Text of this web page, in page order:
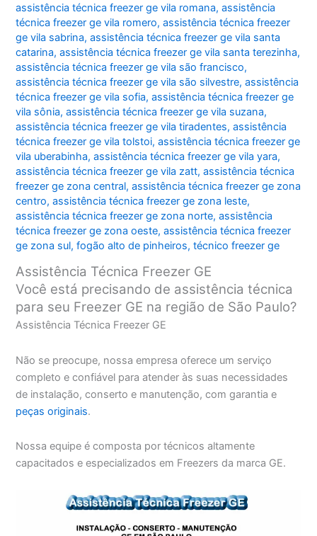
assistência técnica freezer ge vila romana,assistência
técnica freezer ge vila romero,assistência técnica freezer
ge vila sabrina,assistência técnica freezer ge vila santa
catarina,assistência técnica freezer ge vila santa terezinha,
assistência técnica freezer ge vila são francisco,
assistência técnica freezer ge vila são silvestre,assistência
técnica freezer ge vila sofia,assistência técnica freezer ge
vila sônia,assistência técnica freezer ge vila suzana,
assistência técnica freezer ge vila tiradentes,assistência
técnica freezer ge vila tolstoi,assistência técnica freezer ge
vila uberabinha,assistência técnica freezer ge vila yara,
assistência técnica freezer ge vila zatt,assistência técnica
freezer ge zona central,assistência técnica freezer ge zona
centro,assistência técnica freezer ge zona leste,
assistência técnica freezer ge zona norte,assistência
técnica freezer ge zona oeste,assistência técnica freezer
ge zona sul,fogão alto de pinheiros,técnico freezer ge
Assistência Técnica Freezer GE
Você está precisando de assistência técnica
para seu Freezer GE na região de São Paulo?
Assistência Técnica Freezer GE
Não se preocupe, nossa empresa oferece um serviço
completo e confiável para atender às suas necessidades
de instalação, conserto e manutenção, com garantia e
peças originais.
Nossa equipe é composta por técnicos altamente
capacitados e especializados em Freezers da marca GE.